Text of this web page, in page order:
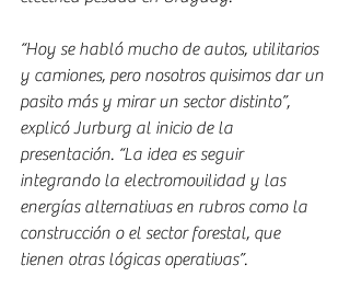
“Hoy se habló mucho de autos, utilitarios
y camiones, pero nosotros quisimos dar un
pasito más y mirar un sector distinto”,
explicó Jurburg al inicio de la
presentación. “La idea es seguir
integrando la electromovilidad y las
energías alternativas en rubros como la
construcción o el sector forestal, que
tienen otras lógicas operativas”.